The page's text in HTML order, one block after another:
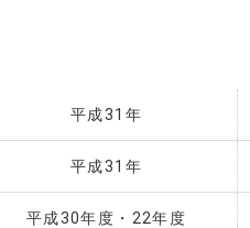
平成31年
平成31年
平成30年度・22年度